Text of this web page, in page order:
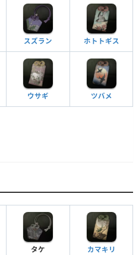
スズラン ホトトギス
ウサギ ツバメ
タケ カマキリ